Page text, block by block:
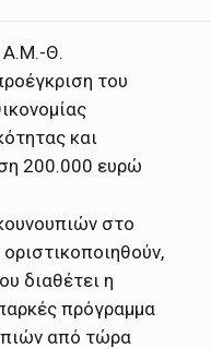
Α.Μ.-Θ.
του
και
200.000 ευρώ
στο
διαθέτει η
πρόγραμμα
από τώρα